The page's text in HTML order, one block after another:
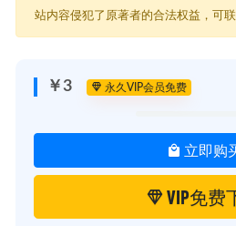
站内容侵犯了原著者的合法权益，可联
￥3 永久VIP会员免费
立即购
VIP免费